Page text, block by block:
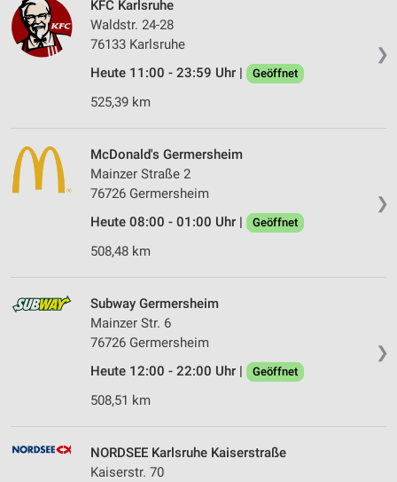
❯
KFC Karlsruhe
Waldstr. 24-28
76133 Karlsruhe
Heute 11:00 - 23:59 Uhr |
Geöffnet
525,39 km
❯
McDonald's Germersheim
Mainzer Straße 2
76726 Germersheim
Heute 08:00 - 01:00 Uhr |
Geöffnet
508,48 km
❯
Subway Germersheim
Mainzer Str. 6
76726 Germersheim
Heute 12:00 - 22:00 Uhr |
Geöffnet
508,51 km
NORDSEE Karlsruhe Kaiserstraße
Kaiserstr. 70